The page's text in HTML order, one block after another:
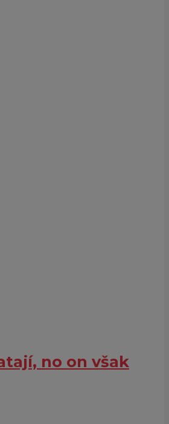
no on však